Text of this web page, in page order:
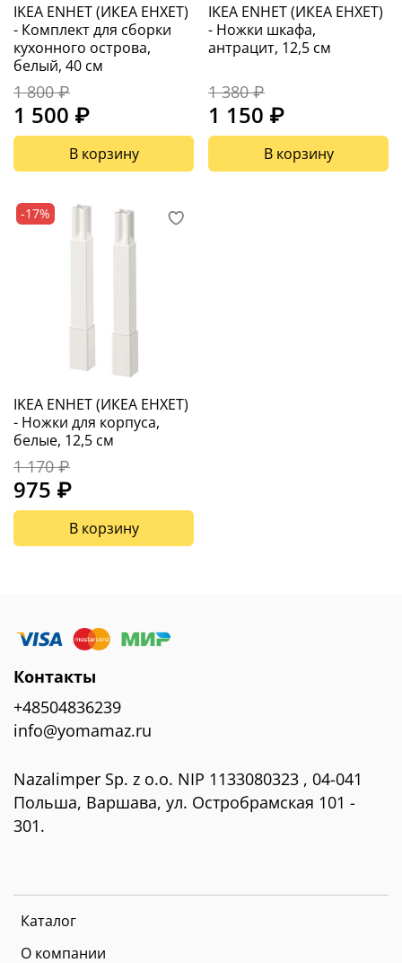
IKEA ENHET (ИКЕА ЕНХЕТ)
- Комплект для сборки
кухонного острова,
белый, 40 см
1 800 ₽
1 500 ₽
В корзину
IKEA ENHET (ИКЕА ЕНХЕТ)
- Ножки шкафа,
антрацит, 12,5 см
1 380 ₽
1 150 ₽
В корзину
-17%
IKEA ENHET (ИКЕА ЕНХЕТ)
- Ножки для корпуса,
белые, 12,5 см
1 170 ₽
975 ₽
В корзину
Каталог
О компании
Контакты
+48504836239
info@yomamaz.ru
Nazalimper Sp. z o.o. NIP 1133080323 , 04-041
Польша, Варшава, ул. Остробрамская 101 -
301.